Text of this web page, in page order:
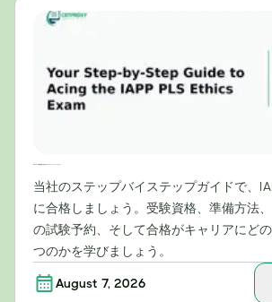
当社のステップバイステップガイドで、
に合格しましょう。受験資格、準備方法
の試験予約、そして合格がキャリアにど
つのかを学びましょう。
August 7, 2026